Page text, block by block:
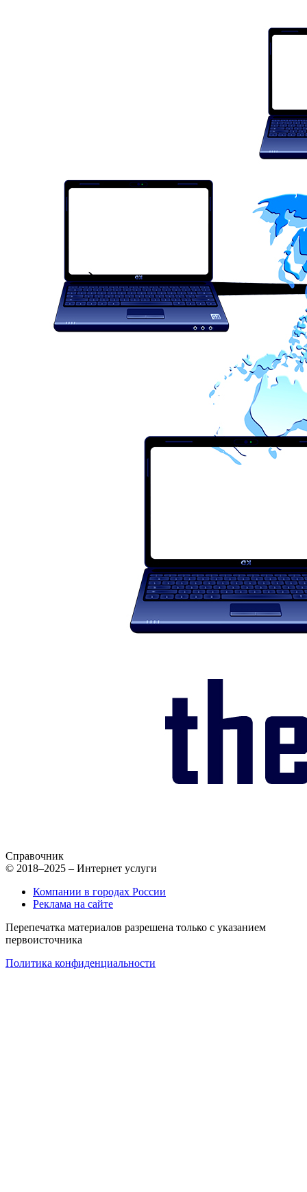
Справочник
© 2018–2025 – Интернет услуги
Компании в городах России
Реклама на сайте
Перепечатка материалов разрешена только с указанием
первоисточника
Политика конфиденциальности